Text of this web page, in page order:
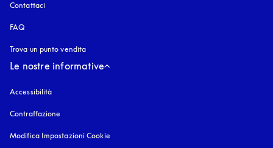
Contattaci
FAQ
Trova un punto vendita
Le nostre informative
Accessibilità
Contraffazione
Modifica Impostazioni Cookie